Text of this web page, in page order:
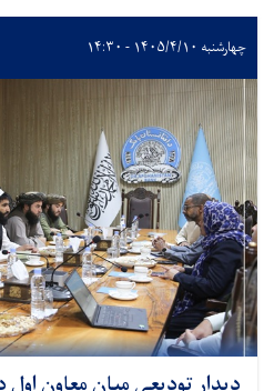
چهارشنبه ۱۴۰۵/۴/۱۰ - ۱۴:۳۰